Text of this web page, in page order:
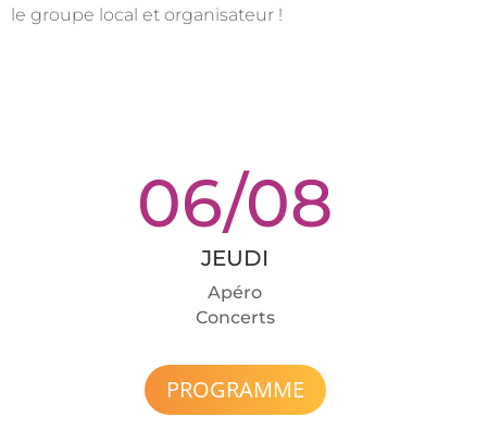
le groupe local et organisateur !
06/08
JEUDI
Apéro
Concerts
PROGRAMME